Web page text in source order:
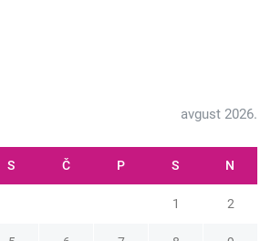
avgust 2026.
S Č P S N
1 2